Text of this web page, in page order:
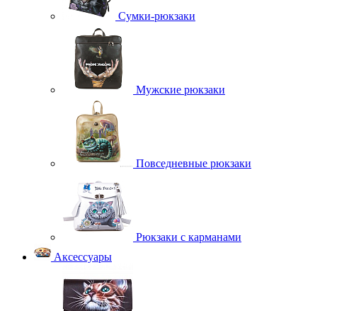
Сумки-рюкзаки
Мужские рюкзаки
Повседневные рюкзаки
Рюкзаки с карманами
Аксессуары